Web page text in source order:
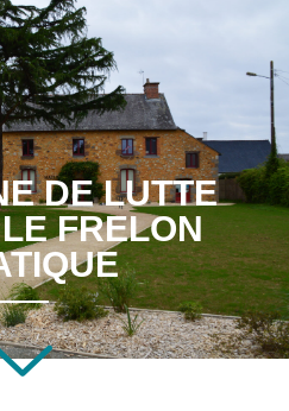
DE LUTTE
FRELON